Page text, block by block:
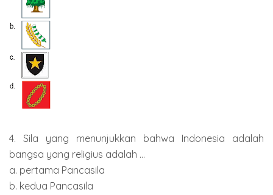
4. Sila yang menunjukkan bahwa Indonesia adalah
bangsa yang religius adalah ...
a. pertama Pancasila
b. kedua Pancasila